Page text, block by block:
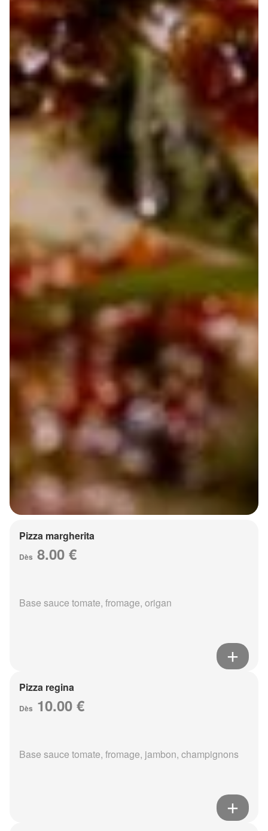
Pizza margherita
Dès 8.00 €
Base sauce tomate, fromage, origan
Pizza regina
Dès 10.00 €
Base sauce tomate, fromage, jambon, champignons